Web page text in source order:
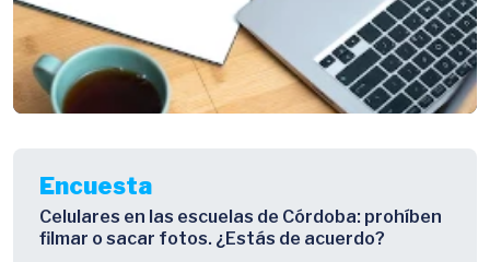
Encuesta
Celulares en las escuelas de Córdoba: prohíben
filmar o sacar fotos. ¿Estás de acuerdo?